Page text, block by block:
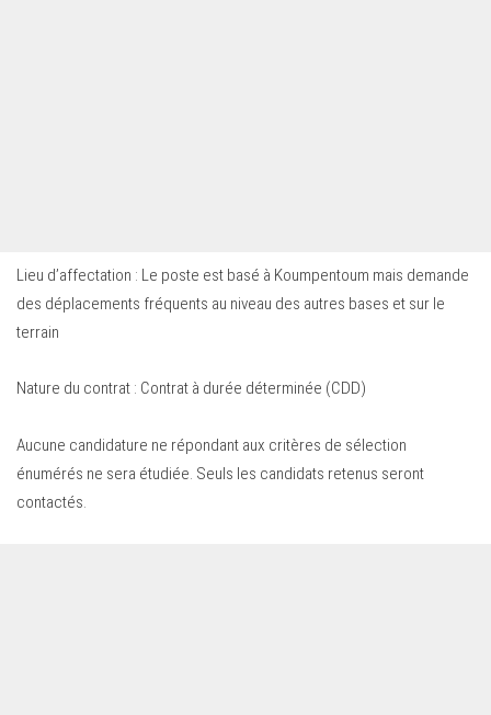
Lieu d’affectation : Le poste est basé à Koumpentoum mais demande
des déplacements fréquents au niveau des autres bases et sur le
terrain
Nature du contrat : Contrat à durée déterminée (CDD)
Aucune candidature ne répondant aux critères de sélection
énumérés ne sera étudiée. Seuls les candidats retenus seront
contactés.